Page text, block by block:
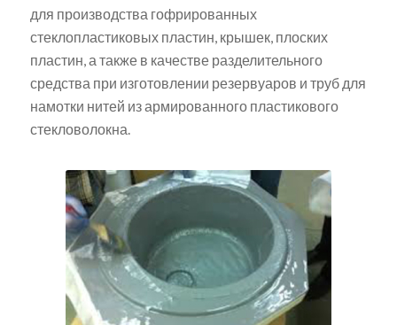
для производства гофрированных
стеклопластиковых пластин, крышек, плоских
пластин, а также в качестве разделительного
средства при изготовлении резервуаров и труб для
намотки нитей из армированного пластикового
стекловолокна.